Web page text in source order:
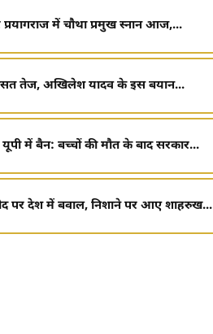
में चौथा प्रमुख स्नान आज,...
तेज, अखिलेश यादव के इस बयान...
में बैन: बच्चों की मौत के बाद सरकार...
पर देश में बवाल, निशाने पर आए शाहरुख...